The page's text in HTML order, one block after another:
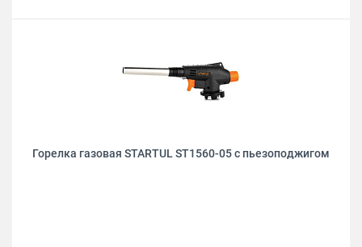
Горелка газовая STARTUL ST1560-05 с пьезоподжигом